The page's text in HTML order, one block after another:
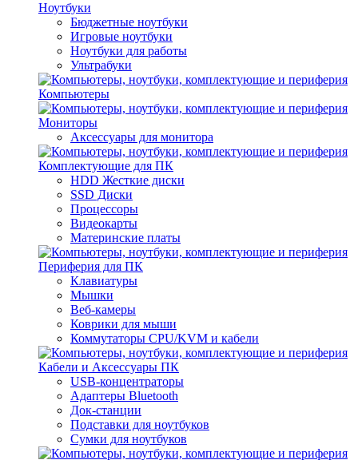
Ноутбуки
Бюджетные ноутбуки
Игровые ноутбуки
Ноутбуки для работы
Ультрабуки
Компьютеры
Мониторы
Аксессуары для монитора
Комплектующие для ПК
HDD Жесткие диски
SSD Диски
Процессоры
Видеокарты
Материнские платы
Периферия для ПК
Клавиатуры
Мышки
Веб-камеры
Коврики для мыши
Коммутаторы CPU/KVM и кабели
Кабели и Аксессуары ПК
USB-концентраторы
Адаптеры Bluetooth
Док-станции
Подставки для ноутбуков
Сумки для ноутбуков